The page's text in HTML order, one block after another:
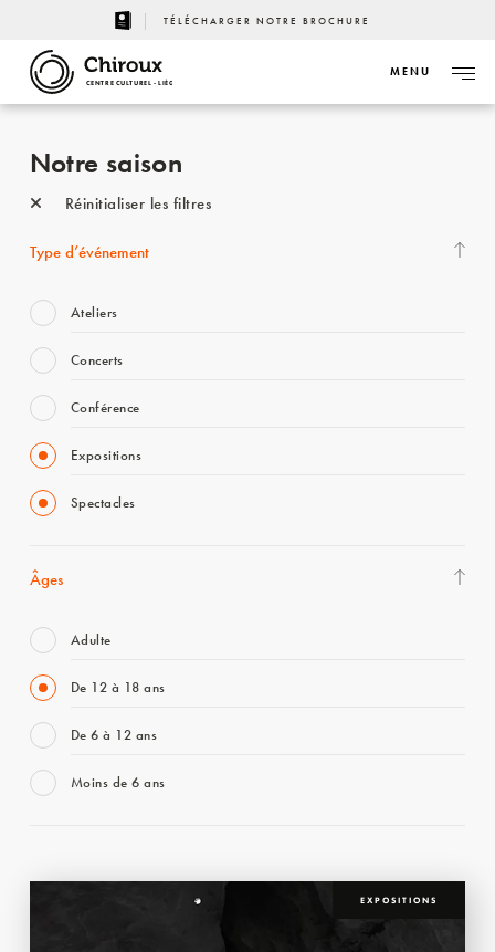
TÉLÉCHARGER NOTRE BROCHURE
CENTRE CULTUREL - LIÈGE
MENU
Notre saison
Réinitialiser les filtres
Type d’événement
Ateliers
Concerts
Conférence
Expositions
Spectacles
Âges
Adulte
De 12 à 18 ans
De 6 à 12 ans
Moins de 6 ans
EXPOSITIONS